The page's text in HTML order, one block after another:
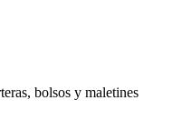
bolsos y maletines